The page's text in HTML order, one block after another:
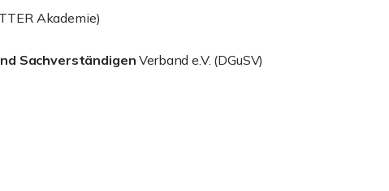
Akademie)
Sachverständigen Verband e.V. (DGuSV)